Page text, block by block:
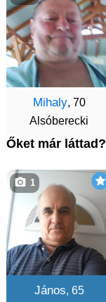
Mihaly, 70
Alsóberecki
Őket már láttad?
János, 65
1